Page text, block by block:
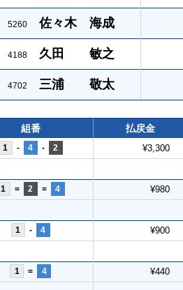
5260 佐々木 海成
4188 久田 敏之
4702 三浦 敬太
組番 払戻金
1 - 4 - 2 ¥3,300
1 = 2 = 4 ¥980
1 - 4 ¥900
1 = 4 ¥440